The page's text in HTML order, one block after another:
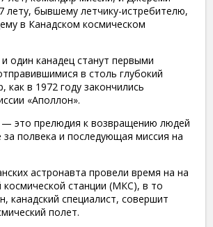
лету, бывшему летчику-истребителю,
в Канадском космическом
один канадец станут первыми
в столь глубокий
как в 1972 году закончились
«Аполлон».
это прелюдия к возвращению людей
за полвека и последующая миссия на
астронавта провели время на на
станции (МКС), в то
канадский специалист, совершит
полет.